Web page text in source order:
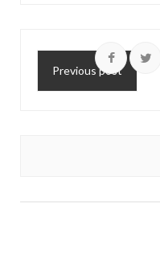
Previous post